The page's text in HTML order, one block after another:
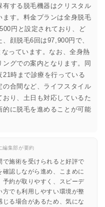
する脱毛機器はクリスタル
す。料金プランは全身脱毛
円と設定されており、ど
顔脱毛6回は97,900円で、
っています。なお、全身熱
グでの案内となります。同
時まで診療を行っている
の合間など、ライフスタイル
り、土日も対応しているた
に脱毛を進めることが可能
編集部が要約
施術を受けられると好評で
認しながら進め、こまめに
約が取りやすく、スピーデ
方でも利用しやすい環境が整
る場合があるため、気にな